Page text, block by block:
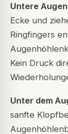
Untere
Ecke und
Ringfingers
Kein Druck
Unter dem
sanfte